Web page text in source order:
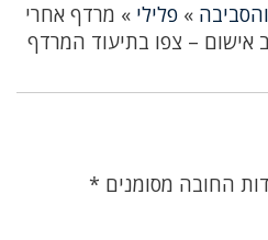
» פלילי » מרדף אחרי
אישום – צפו בתיעוד המרדף
החובה מסומנים *